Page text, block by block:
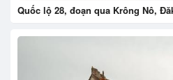
Quốc lộ 28, đoạn qua Krông Nô,